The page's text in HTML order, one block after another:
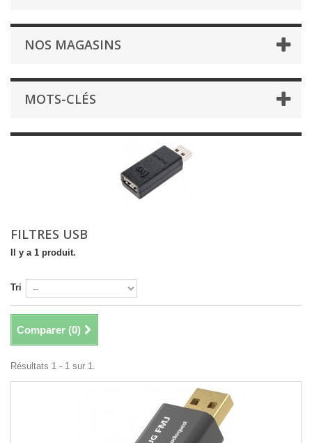
NOS MAGASINS
MOTS-CLÉS
FILTRES USB
Il y a 1 produit.
Tri
Comparer (0)
Résultats 1 - 1 sur 1.